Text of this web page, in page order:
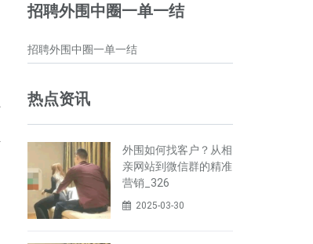
招聘外围中圈一单一结
招聘外围中圈一单一结
热点资讯
外围如何找客户？从相
亲网站到微信群的精准
营销_326
2025-03-30